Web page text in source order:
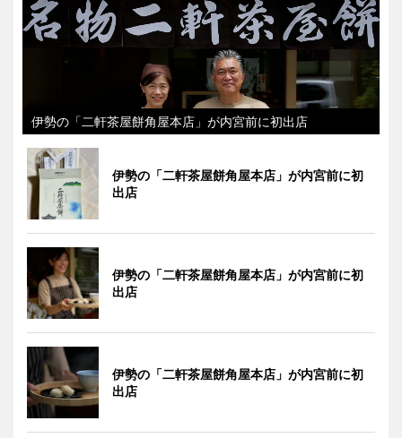
伊勢の「二軒茶屋餅角屋本店」が内宮前に初出店
伊勢の「二軒茶屋餅角屋本店」が内宮前に初
出店
伊勢の「二軒茶屋餅角屋本店」が内宮前に初
出店
伊勢の「二軒茶屋餅角屋本店」が内宮前に初
出店